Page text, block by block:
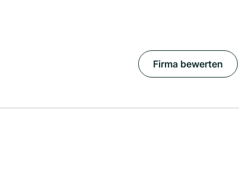
Firma bewerten